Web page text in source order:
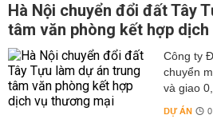
Hà Nội chuyển đổi đất Tây
tâm văn phòng kết hợp
Công ty
chuyển
và giao
DỰ ÁN